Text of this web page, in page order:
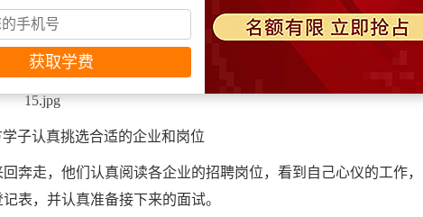
同下，参观了学校的实训楼，高大上的奔驰车间、宝马车间、奥
，各用人单位大大赞赏了我校的教学设备，看到我校的快速发
合作的意向。
子认真挑选合适的企业和岗位
奔走，他们认真阅读各企业的招聘岗位，看到自己心仪的工作，
表，并认真准备接下来的面试。